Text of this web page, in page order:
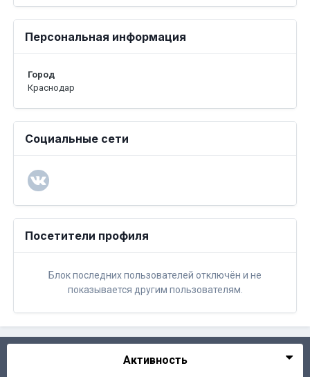
Персональная информация
Город
Краснодар
Социальные сети
Посетители профиля
Блок последних пользователей отключён и не
показывается другим пользователям.
Активность